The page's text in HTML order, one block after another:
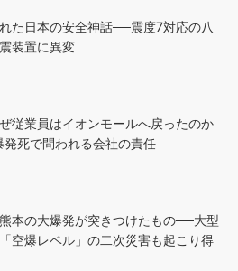
た日本の安全神話──震度7対応の八
装置に異変
従業員はイオンモールへ戻ったのか
死で問われる会社の責任
本の大爆発が突きつけたもの──大型
空爆レベル」の二次災害も起こり得